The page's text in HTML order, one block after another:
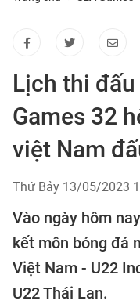
Lịch thi đấu
Games 32
việt Nam
Thứ Bảy 13/05/2023
Vào ngày hôm
kết môn bóng đá
Việt Nam - U22
U22 Thái Lan.